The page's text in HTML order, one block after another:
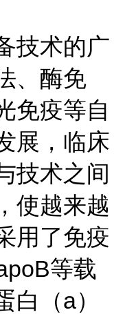
技术的广
、酶免
免疫等自
展，临床
技术之间
使越来越
用了免疫
等载
白（a）